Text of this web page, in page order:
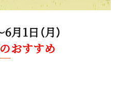
6月1日（月）
おすすめ